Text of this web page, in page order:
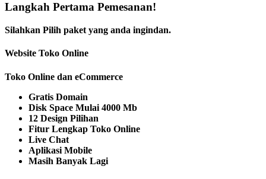
Langkah Pertama Pemesanan!
Silahkan Pilih paket yang anda ingindan.
Website Toko Online
Toko Online dan eCommerce
Gratis Domain
Disk Space Mulai 4000 Mb
12 Design Pilihan
Fitur Lengkap Toko Online
Live Chat
Aplikasi Mobile
Masih Banyak Lagi